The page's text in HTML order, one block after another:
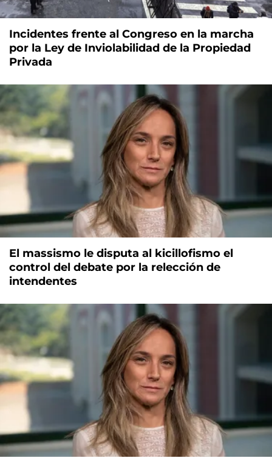
Incidentes frente al Congreso en la marcha
por la Ley de Inviolabilidad de la Propiedad
Privada
El massismo le disputa al kicillofismo el
control del debate por la relección de
intendentes